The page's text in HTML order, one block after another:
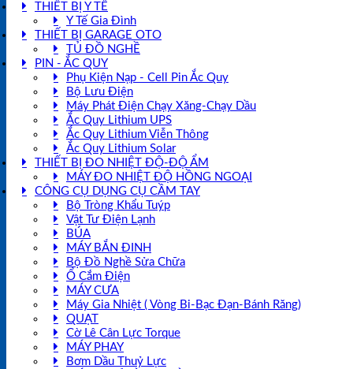
THIẾT BỊ Y TẾ
Y Tế Gia Đình
THIẾT BỊ GARAGE OTO
TỦ ĐỒ NGHỀ
PIN - ẮC QUY
Phụ Kiện Nạp - Cell Pin Ắc Quy
Bộ Lưu Điện
Máy Phát Điện Chạy Xăng-Chạy Dầu
Ắc Quy Lithium UPS
Ắc Quy Lithium Viễn Thông
Ắc Quy Lithium Solar
THIẾT BỊ ĐO NHIỆT ĐỘ-ĐỘ ẨM
MÁY ĐO NHIỆT ĐỘ HỒNG NGOẠI
CÔNG CỤ DỤNG CỤ CẦM TAY
Bộ Tròng Khẩu Tuýp
Vật Tư Điện Lạnh
BÚA
MÁY BẮN ĐINH
Bộ Đồ Nghề Sửa Chữa
Ổ Cắm Điện
MÁY CƯA
Máy Gia Nhiệt ( Vòng Bi-Bạc Đạn-Bánh Răng)
QUẠT
Cờ Lê Cân Lực Torque
MÁY PHAY
Bơm Dầu Thuỷ Lực